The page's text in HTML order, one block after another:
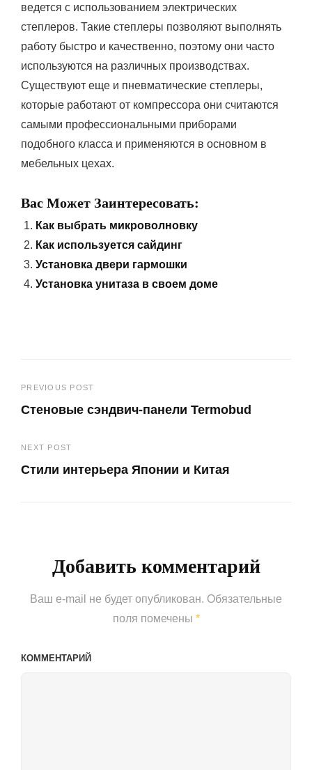
ведется с использованием электрических
степлеров. Такие степлеры позволяют выполнять
работу быстро и качественно, поэтому они часто
используются на различных производствах.
Существуют еще и пневматические степлеры,
которые работают от компрессора они считаются
самыми профессиональными приборами
подобного класса и применяются в основном в
мебельных цехах.
Вас Может Заинтересовать:
Как выбрать микроволновку
Как используется сайдинг
Установка двери гармошки
Установка унитаза в своем доме
Навигация
по
записям
PREVIOUS POST
Стеновые сэндвич-панели Termobud
Post
NEXT POST
Стили интерьера Японии и Китая
Добавить комментарий
Ваш e-mail не будет опубликован. Обязательные
поля помечены *
КОММЕНТАРИЙ